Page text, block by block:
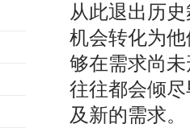
从此退出历
机会转化为
够在需求尚
往往都会倾
及新的需求。